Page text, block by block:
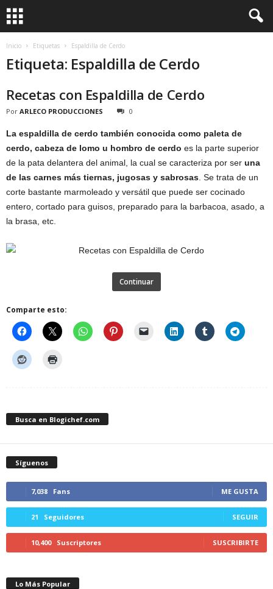
Inicio Etiquetas Espaldilla de Cerdo
Etiqueta: Espaldilla de Cerdo
Recetas con Espaldilla de Cerdo
Por ARLECO PRODUCCIONES 0
La espaldilla de cerdo también conocida como paleta de
cerdo, cabeza de lomo u hombro de cerdo es la parte superior
de la pata delantera del animal, la cual se caracteriza por ser una
de las carnes más tiernas, jugosas y sabrosas . Se trata de un
corte bastante marmoleado y versátil que puede ser cocinado
entero, cortado para guisos, preparado para la barbacoa, asado, a
la brasa, etc.
Continuar
Comparte esto:
Busca en Blogichef.com
Síguenos
7,038 Fans ME GUSTA
21 Seguidores SEGUIR
10,400 Suscriptores SUSCRIBIRTE
Lo Más Popular